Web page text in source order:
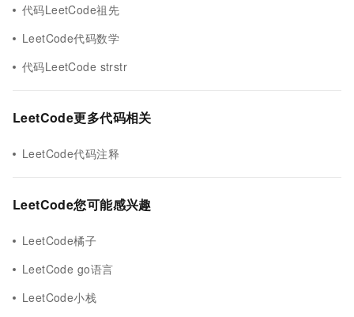
代码LeetCode祖先
LeetCode代码数学
代码LeetCode strstr
LeetCode更多代码相关
LeetCode代码注释
LeetCode您可能感兴趣
LeetCode橘子
LeetCode go语言
LeetCode小栈